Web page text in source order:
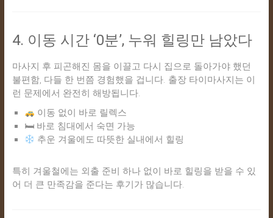
4. 이동 시간 ‘0분’, 누워 힐링만 남았다
마사지 후 피곤해진 몸을 이끌고 다시 집으로 돌아가야 했던
불편함, 다들 한 번쯤 경험했을 겁니다. 출장 타이마사지는 이
런 문제에서 완전히 해방됩니다.
이동 없이 바로 릴렉스
🛏 바로 침대에서 숙면 가능
추운 겨울에도 따뜻한 실내에서 힐링
특히 겨울철에는 외출 준비 하나 없이 바로 힐링을 받을 수 있
어 더 큰 만족감을 준다는 후기가 많습니다.